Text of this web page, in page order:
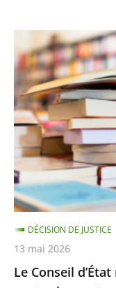
de
la
République
qui
est
liée
aux
relations
interna...
Conseil
d’État
rejette
le
recours
d’Amazon
contre
le
montant
minimal
des
frais
Le Conseil
DÉCISION DE JUSTICE
13 mai 2026